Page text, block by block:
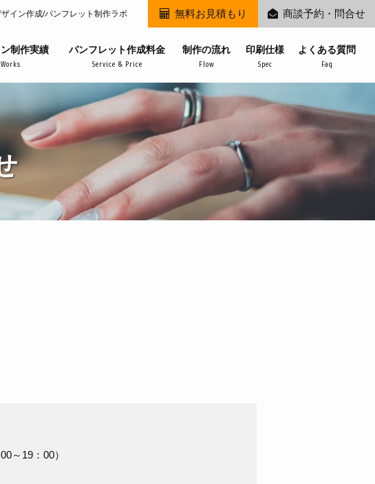
イン作成/パンフレット制作ラボ
制作実績
Works
パンフレット作成料金
Service & Price
制作の流れ
Flow
印刷仕様
Spec
よくある質問
Faq
無料お見積もり 商談予約・問合せ
～19：00）